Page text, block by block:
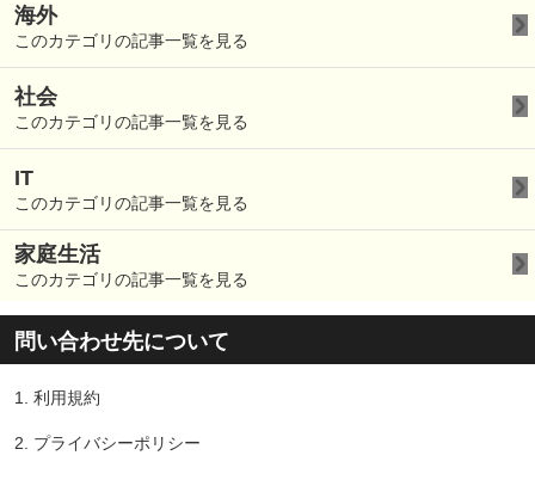
海外
このカテゴリの記事一覧を見る
社会
このカテゴリの記事一覧を見る
IT
このカテゴリの記事一覧を見る
家庭生活
このカテゴリの記事一覧を見る
問い合わせ先について
1. 利用規約
2. プライバシーポリシー